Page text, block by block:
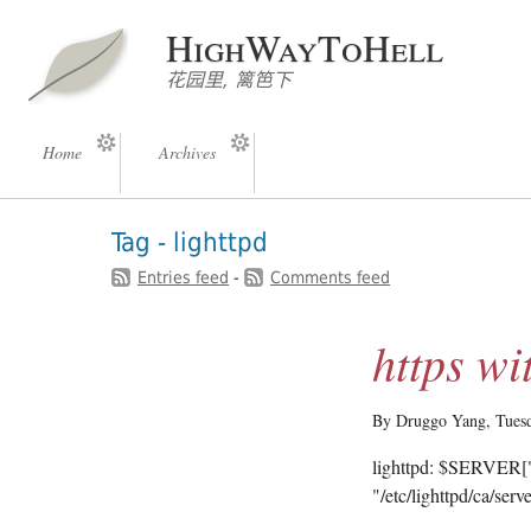
HighWayToHell
花园里, 篱笆下
Home Archives
Tag - lighttpd
Entries feed - Comments feed
https
By Druggo Yang,
lighttpd:
"/etc/lighttpd/ca/